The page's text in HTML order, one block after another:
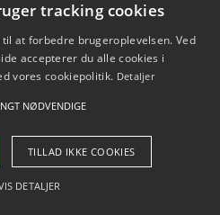
- Pilanto Aps
tracking cookies
at forbedre brugeroplevelsen. Ved
accepterer du alle cookies i
vores cookiepolitik. Detaljer
NØDVENDIGE
TILLAD IKKE COOKIES
DETALJER